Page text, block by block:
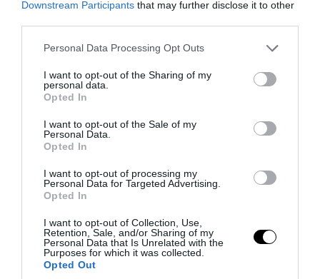
Downstream Participants that may further disclose it to other
Please note that this website/app uses one or more Google
not limited to your visit or usage behaviour. You may click to
grant or deny consent to Google and its third-party tags to
use your data for below specified purposes in below Google
consent section.
Personal Data Processing Opt Outs
I want to opt-out of the Sharing of my
personal data.
Opted In
I want to opt-out of the Sale of my
Personal Data.
Opted In
I want to opt-out of processing my
Personal Data for Targeted Advertising.
Opted In
I want to opt-out of Collection, Use,
Retention, Sale, and/or Sharing of my
Personal Data that Is Unrelated with the
Purposes for which it was collected.
Opted Out
Νεοσύλλεκτοι Ουκρανοί στρατιώτες και
υπάλληλοι της TCC έτρεχαν
πανικόβλητοι αλλά… εξοντώθηκαν –
Δείτε βίντεο